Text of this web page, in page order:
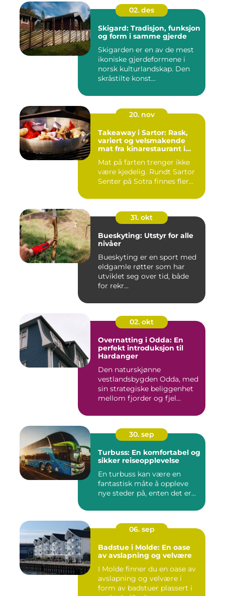
02. des
Skigard: Tradisjon, funksjon
og form i samme gjerde
Skigarden er en av de mest
ikoniske gjerdeformene i
norsk kulturlandskap. Den
skråstilte konst...
20. nov
Takeaway i Sartor: Rask,
variert og velsmakende
mat fra kinarestaurant i
Mat på farten trenger ikke
være kjedelig. Rundt Sartor
Senter på Sotra finnes fler...
31. okt
Bueskyting: Utstyr for alle
nivåer
Bueskyting er en sport med
eldgamle røtter som har
utviklet seg over tid, både
for rekr...
02. okt
Overnatting i Odda: En
perfekt introduksjon til
Hardanger
Den naturskjønne
vestlandsbygden Odda, med
sin strategiske beliggenhet
mellom fjorder og fjel...
30. sep
Turbuss: En komfortabel og
sikker reiseopplevelse
En turbuss kan være en
fantastisk måte å oppleve
nye steder på, enten det er...
06. sep
Badstue i Molde: En oase
av avslapning og velvære
I Molde finner du en oase av
avslapning og velvære i
form av badstuer plassert i